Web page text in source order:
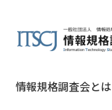
情報規格調査会とは